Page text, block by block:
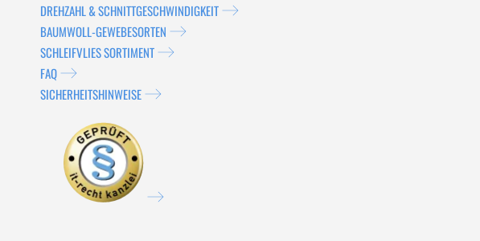
DREHZAHL & SCHNITTGESCHWINDIGKEIT
BAUMWOLL-GEWEBESORTEN
SCHLEIFVLIES SORTIMENT
FAQ
SICHERHEITSHINWEISE